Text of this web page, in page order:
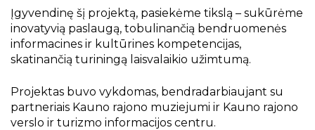
Įgyvendinę šį projektą, pasiekėme tikslą – sukūrėme
inovatyvią paslaugą, tobulinančią bendruomenės
informacines ir kultūrines kompetencijas,
skatinančią turiningą laisvalaikio užimtumą.
Projektas buvo vykdomas, bendradarbiaujant su
partneriais Kauno rajono muziejumi ir Kauno rajono
verslo ir turizmo informacijos centru.